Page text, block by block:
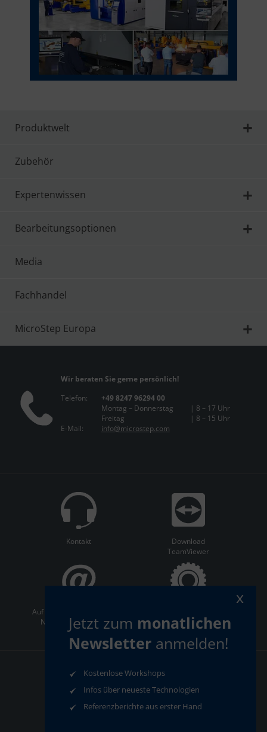
Produktwelt
Zubehör
Expertenwissen
Bearbeitungsoptionen
Media
Fachhandel
MicroStep Europa
Wir beraten Sie gerne persönlich!
Telefon:
+49 8247 96294 00
Montag – Donnerstag
| 8 – 17 Uhr
Freitag
| 8 – 15 Uhr
E-Mail:
info@microstep.com
Kontakt
Download
TeamViewer
Auf dem Laufenden bleiben:
Newsletter abonnieren
AGB
Datenschutz
Impressum
Compliance
Jetzt zum monatlichen
Newsletter anmelden!
Kostenlose Workshops
Infos über neueste Technologien
Referenzberichte aus erster Hand
x